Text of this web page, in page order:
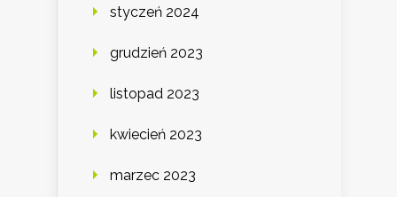
styczeń 2024
grudzień 2023
listopad 2023
kwiecień 2023
marzec 2023